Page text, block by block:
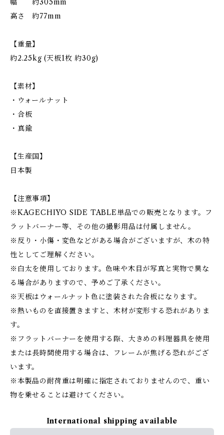
幅 約305mm
高さ 約77mm
【重量】
約2.25kg (天板1枚 約30g)
【素材】
・ウォールナット
・合板
・真鍮
【生産国】
日本製
【注意事項】
※KAGECHIYO SIDE TABLE単品での販売となります。フ
ラットバーナー等、その他の撮影用品は付属しません。
※反り・小傷・変色などがある場合がございますが、木の特
性としてご理解ください。
※白太を使用しております。色味や木目が写真と実物で異な
る場合がありますので、予めご了承ください。
※天板はウォールナット色に塗装された合板になります。
※熱いものを直接置きますと、木材が変形する恐れがありま
す。
※フラットバーナーを使用する際、大きめの料理器具を使用
または長時間使用する場合は、フレームが焦げる恐れがござ
います。
※本製品の耐荷重は明確に指定されておりませんので、重い
物を乗せることは避けてください。
International shipping available